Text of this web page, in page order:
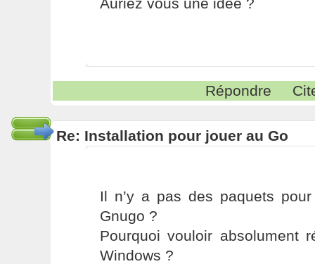
Répondre
Re: Installation pour jouer au Go
Il n’y a pas des paquets
Gnugo ?
Pourquoi vouloir absolument
Windows ?